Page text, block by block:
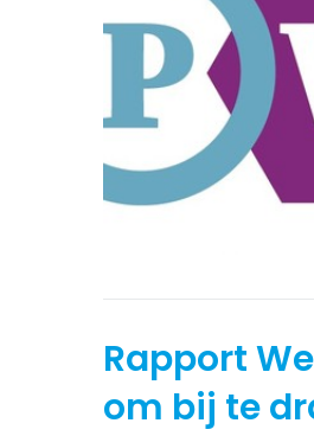
Rapport
om bij te